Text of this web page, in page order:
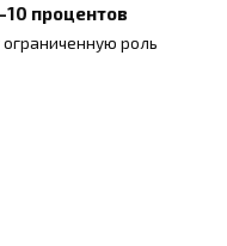
процентов
роль